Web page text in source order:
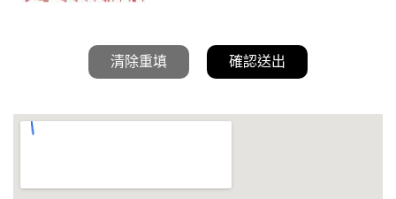
清除重填 確認送出